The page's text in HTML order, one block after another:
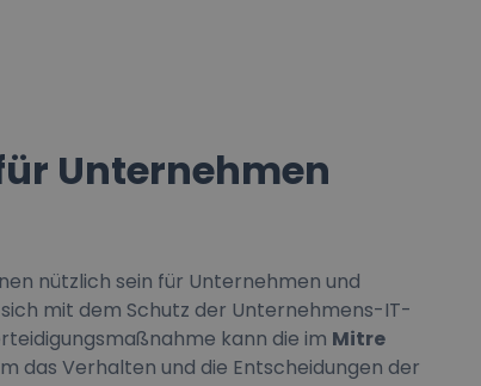
Unternehmen
nützlich sein für Unternehmen und
mit dem Schutz der Unternehmens-IT-
kann die im Mitre
das Verhalten und die Entscheidungen der